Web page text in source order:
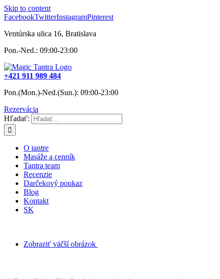
Skip to content
FacebookTwitterInstagramPinterest
Ventúrska ulica 16, Bratislava
Pon.-Ned.: 09:00-23:00
+421 911 989 484
Pon.(Mon.)-Ned.(Sun.): 09:00-23:00
Rezervácia
Hľadať:
O tantre
Masáže a cenník
Tantra team
Recenzie
Darčekový poukaz
Blog
Kontakt
SK
Zobraziť väčší obrázok